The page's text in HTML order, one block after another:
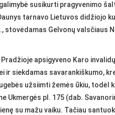
susikurti pragyvenimo
tarnavo Lietuvos didžiojo
stovėdamas Gelvonų valsčiaus
apsigyveno Karo
ir siekdamas savarankiškumo,
užsiimti žemės ūkiu, todėl
pl. 175 (dab.
su mažu vaiku. Tačiau